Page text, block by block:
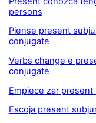
persons
Piense present
conjugate
Verbs change e
conjugate
Empiece zar
Escoja present